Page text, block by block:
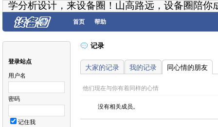
学分析设计，来设备圈！山高路远，设备圈陪你
首页 帮助
登录站点
用户名
密码
记住我
记录
大家的记录 我的记录 同心情的朋友
他们现在与你有着同样的心情
没有相关成员。